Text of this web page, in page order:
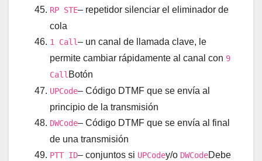
RP STE– repetidor silenciar el eliminador de
cola
1 Call– un canal de llamada clave, le
permite cambiar rápidamente al canal con 9
Call Botón
UPCode– Código DTMF que se envía al
principio de la transmisión
DWCode– Código DTMF que se envía al final
de una transmisión
PTT ID– conjuntos si UPCodey/o DWCodeDebe